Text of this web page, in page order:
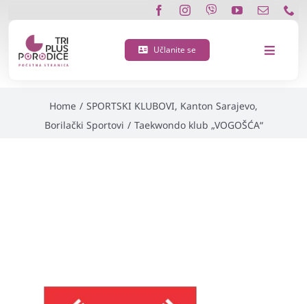
content
Učlanite se
Toggle
O nama
Taekwondo klub
Home / SPORTSKI KLUBOVI, Kanton Sarajevo,
Borilački Sportovi / Taekwondo klub „VOGOŠĆA“